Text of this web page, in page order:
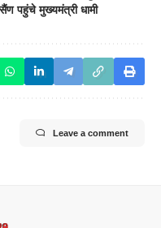
पहुंचे मुख्यमंत्री धामी
Leave a comment